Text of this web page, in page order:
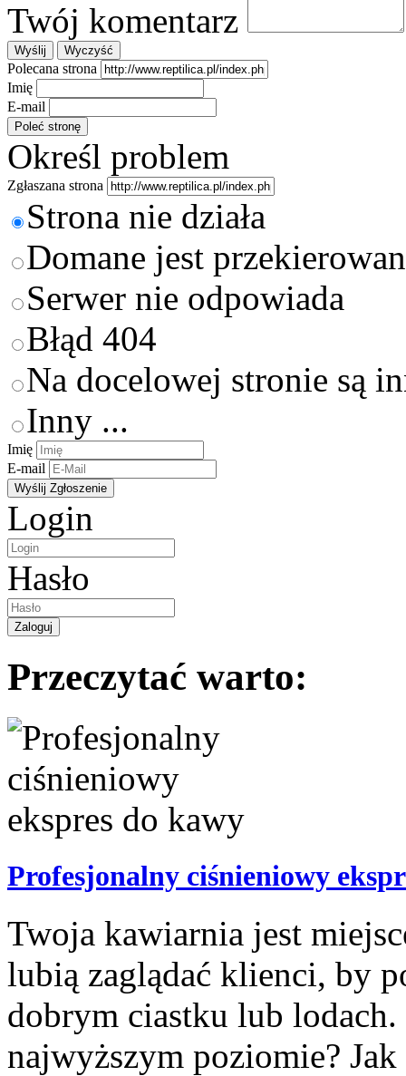
Twój komentarz
Polecana strona
Imię
E-mail
Określ problem
Zgłaszana strona
Strona nie działa
Domane jest
Serwer nie odpowiada
Błąd 404
Na docelowej stronie są
Inny ...
Imię
E-mail
Login
Hasło
Przeczytać warto:
Profesjonalny ciśnieniowy
Twoja kawiarnia jest
lubią zaglądać klienci, by
dobrym ciastku lub
najwyższym poziomie?